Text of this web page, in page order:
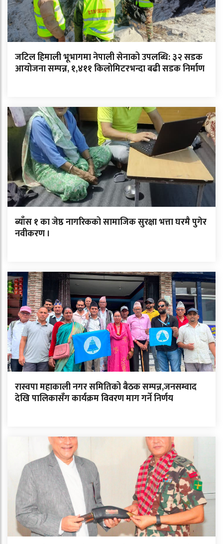
जटिल हिमाली भूभागमा नेपाली सेनाको उपलब्धि: ३२ सडक
आयोजना सम्पन्न, १,४११ किलोमिटरभन्दा बढी सडक निर्माण
ब्याँस १ का जेष्ठ नागरिकको सामाजिक सुरक्षा भत्ता घरमै पुगेर
नवीकरण ।
रास्वपा महाकाली नगर समितिको बैठक सम्पन्न,जनसम्वाद
देखि पालिकासँग कार्यक्रम विवरण माग गर्ने निर्णय